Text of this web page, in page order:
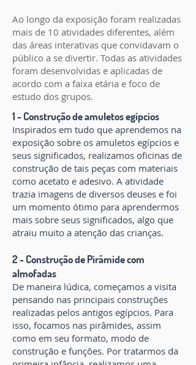
Ao longo da exposição foram realizadas
mais de 10 atividades diferentes, além
das áreas interativas que convidavam o
público a se divertir. Todas as atividades
foram desenvolvidas e aplicadas de
acordo com a faixa etária e foco de
estudo dos grupos.
1 - Construção de amuletos egípcios
Inspirados em tudo que aprendemos na
exposição sobre os amuletos egípcios e
seus significados, realizamos oficinas de
construção de tais peças com materiais
como acetato e adesivo. A atividade
trazia imagens de diversos deuses e foi
um momento ótimo para aprendermos
mais sobre seus significados, algo que
atraiu muito a atenção das crianças.
2 - Construção de Pirâmide com
almofadas
De maneira lúdica, começamos a visita
pensando nas principais construções
realizadas pelos antigos egípcios. Para
isso, focamos nas pirâmides, assim
como em seu formato, modo de
construção e funções. Por tratarmos da